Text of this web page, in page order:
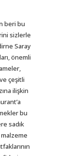
beri bu
sizlerle
Saray
önemli
çeşitli
ilişkin
bu
sadık
malzeme